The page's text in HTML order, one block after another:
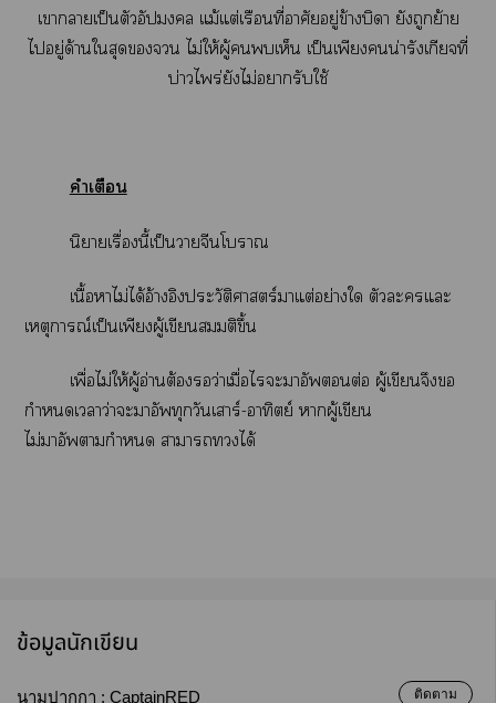
เาาเป็นตัวอัปมงคล แม้แต่เรือนที่อาศัยอยู่ข้างบิดา ยังถูกย้าย
ไอยู่ด้านใสุด ไม่ให้ผู้เห็น เป็นเพียงน่ารังเกียจที่
บ่าวไพร่ยังไม่ารับใช้
คำเตือน
นิยายเรื่องนี้เป็นาจีนโา
เนื้อาไม่ได้อ้างอิงประวัติศาสตร์าแต่อย่างใ ตัวะแะ
เหตุการณ์เป็นเพียงผู้เขียนสมมติขึ้น
เพื่อไม่ให้ผู้อ่านต้องว่าเมื่อไระาอัพต่อ ผู้เขียนจึงขอ
กำดเาว่าะาอัพทุกวันเสาร์-อาทิตย์ าผู้เขียน
ไม่าอัพากำหนด าาได้
ข้อมูลนักเขียน
นามปากกา : CaptainRED ติดตาม